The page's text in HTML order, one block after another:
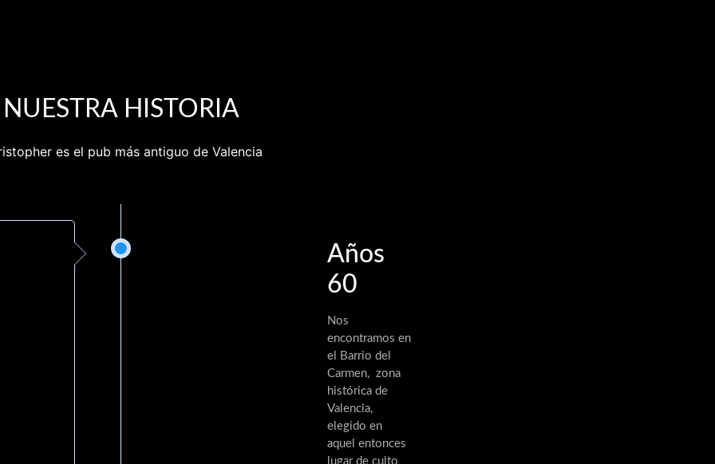
NUESTRA HISTORIA
es el pub más antiguo de Valencia
Años
60
Nos
encontramos en
el Barrio del
Carmen, zona
histórica de
Valencia,
elegido en
aquel entonces
lugar de culto